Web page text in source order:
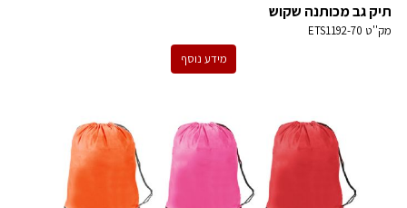
תיק גב מכותנה שקוש
מק''ט ETS1192-70
מידע נוסף